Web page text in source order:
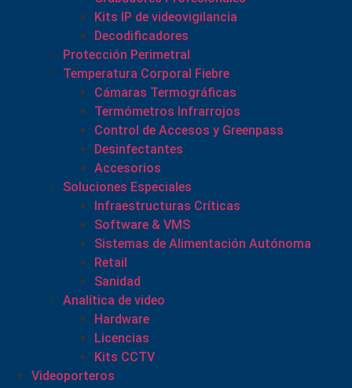
Kits IP de videovigilancia
Decodificadores
Protección Perimetral
Temperatura Corporal Fiebre
Cámaras Termográficas
Termómetros Infrarrojos
Control de Accesos y Greenpass
Desinfectantes
Accesorios
Soluciones Especiales
Infraestructuras Críticas
Software & VMS
Sistemas de Alimentación Autónoma
Retail
Sanidad
Analítica de video
Hardware
Licencias
Kits CCTV
Videoporteros